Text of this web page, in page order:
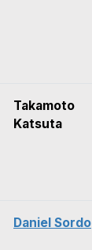
Takamoto
Katsuta
Daniel Sordo